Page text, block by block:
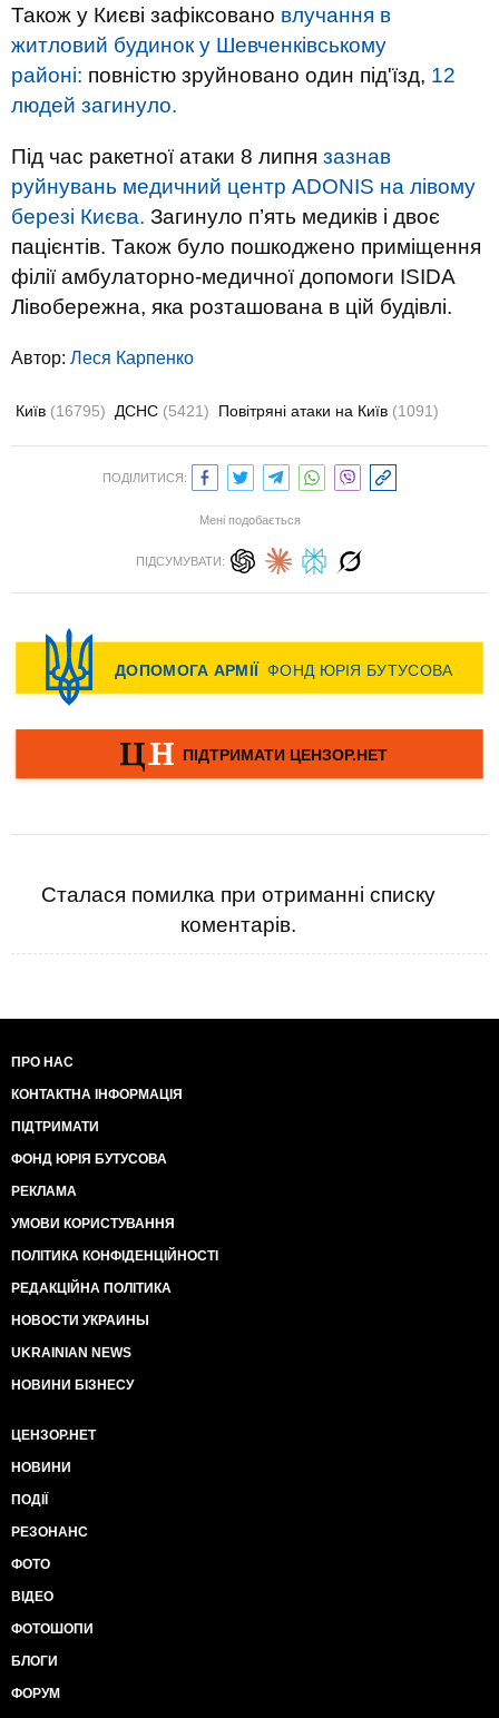
Також у Києві зафіксовано влучання в
житловий будинок у Шевченківському
районі: повністю зруйновано один під'їзд, 12
людей загинуло.
Під час ракетної атаки 8 липня зазнав
руйнувань медичний центр ADONIS на лівому
березі Києва. Загинуло п’ять медиків і двоє
пацієнтів. Також було пошкоджено приміщення
філії амбулаторно-медичної допомоги ISIDA
Лівобережна, яка розташована в цій будівлі.
Автор: Леся Карпенко
Київ (16795) ДСНС (5421) Повітряні атаки на Київ (1091)
ПОДІЛИТИСЯ:
Мені подобається
ПІДСУМУВАТИ:
Сталася помилка при отриманні списку
коментарів.
ПРО НАС
КОНТАКТНА ІНФОРМАЦІЯ
ПІДТРИМАТИ
ФОНД ЮРІЯ БУТУСОВА
РЕКЛАМА
УМОВИ КОРИСТУВАННЯ
ПОЛІТИКА КОНФІДЕНЦІЙНОСТІ
РЕДАКЦІЙНА ПОЛІТИКА
НОВОСТИ УКРАИНЫ
UKRAINIAN NEWS
НОВИНИ БІЗНЕСУ
ЦЕНЗОР.НЕТ
НОВИНИ
ПОДІЇ
РЕЗОНАНС
ФОТО
ВІДЕО
ФОТОШОПИ
БЛОГИ
ФОРУМ